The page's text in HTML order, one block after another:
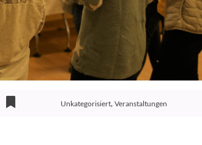
Unkategorisiert, Veranstaltungen